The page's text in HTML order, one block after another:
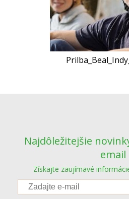
Najdôležitejšie
email
Získajte zaujímavé